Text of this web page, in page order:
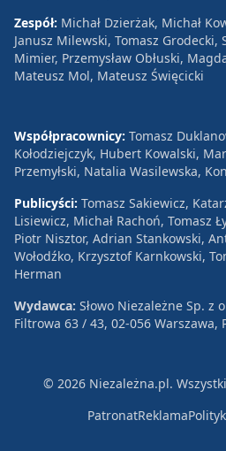
Zespół: Michał Dzierżak, Michał
Janusz Milewski, Tomasz
Mimier, Przemysław Obłuski,
Mateusz Mol, Mateusz Święcicki
Współpracownicy: Tomasz
Kołodziejczyk, Hubert Kowalski,
Przemyłski, Natalia Wasilewska,
Publicyści: Tomasz Sakiewicz,
Lisiewicz, Michał Rachoń, Tomasz
Piotr Nisztor, Adrian Stankowski,
Wołodźko, Krzysztof Karnkowski,
Herman
Wydawca: Słowo Niezależne Sp. z
Filtrowa 63 / 43, 02-056 Warszawa,
© 2026 Niezależna.pl.
PatronatReklama